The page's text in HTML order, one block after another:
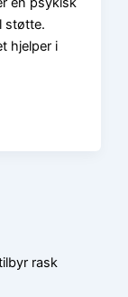
støtte.
hjelper i
rask